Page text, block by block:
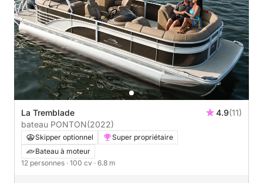
La Tremblade 4.9(11)
bateau PONTON(2022)
Skipper optionnel
Super propriétaire
Bateau à moteur
12 personnes · 100 cv · 6.8 m